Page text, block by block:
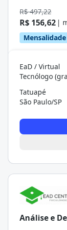
R$ 497,22
R$ 156,62 |
EaD / Virtual
Tecnólogo
Tatuapé
São Paulo/SP
Análise e